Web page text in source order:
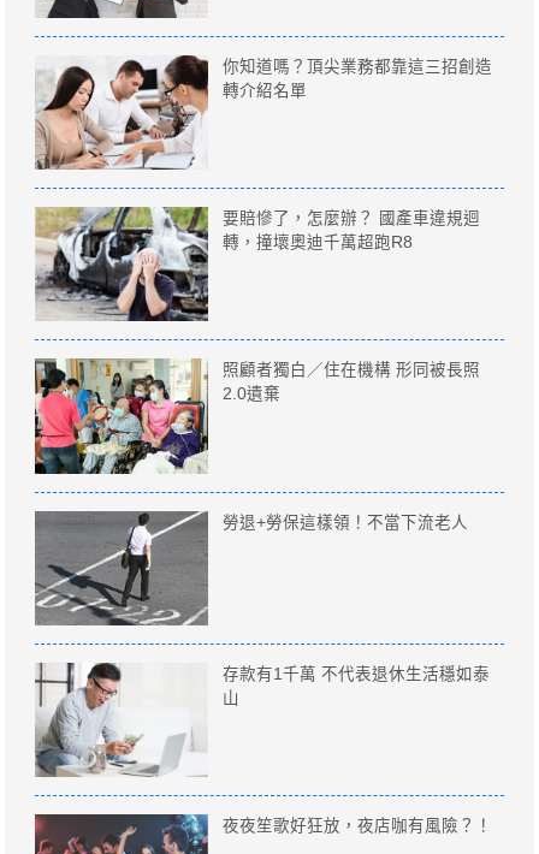
你知道嗎？頂尖業務都靠這三招創造
轉介紹名單
要賠慘了，怎麼辦？ 國產車違規迴
轉，撞壞奧迪千萬超跑R8
照顧者獨白／住在機構 形同被長照
2.0遺棄
勞退+勞保這樣領！不當下流老人
存款有1千萬 不代表退休生活穩如泰
山
夜夜笙歌好狂放，夜店咖有風險？！